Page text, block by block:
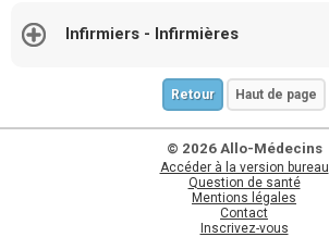
Infirmiers - Infirmières
Retour Haut de page
© 2026 Allo-Médecins
Accéder à la version bureau
Question de santé
Mentions légales
Contact
Inscrivez-vous